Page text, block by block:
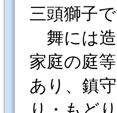
三頭獅子で
舞には造
家庭の庭
あり、鎮